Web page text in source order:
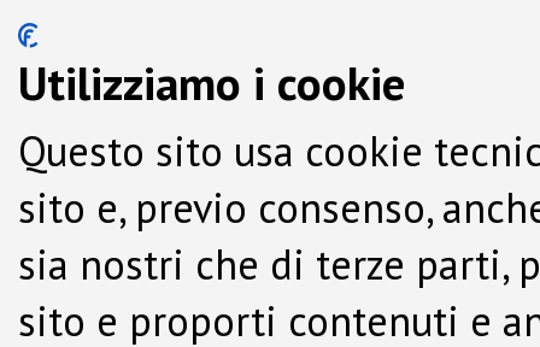
Utilizziamo i cookie
Questo sito usa cookie
sito e, previo consenso,
sia nostri che di terze parti,
sito e proporti contenuti e